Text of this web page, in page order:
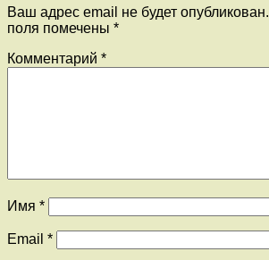
Ваш адрес email не будет опубликован.
поля помечены *
Комментарий *
Имя *
Email *